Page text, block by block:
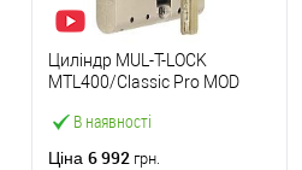
В наявності
Циліндр MUL-T-LOCK
MTL400/Classic Pro MOD
нікель сатин
Ціна 6 992 грн.